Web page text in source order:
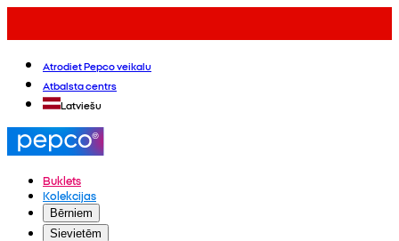
Atrodiet Pepco veikalu
Atbalsta centrs
Latviešu
Buklets
Kolekcijas
Bērniem
Sievietēm